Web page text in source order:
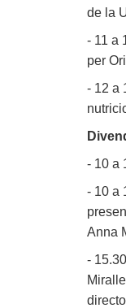
de la
- 11 a
per
- 12 a
- 10 a
- 10 a
Anna
-